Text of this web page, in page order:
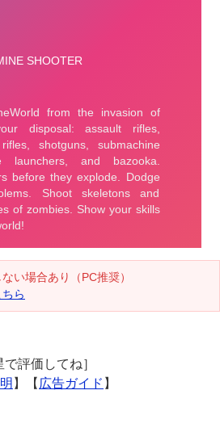
い場合あり（PC推奨）
ら
で評価してね］
】【 広告ガイド 】